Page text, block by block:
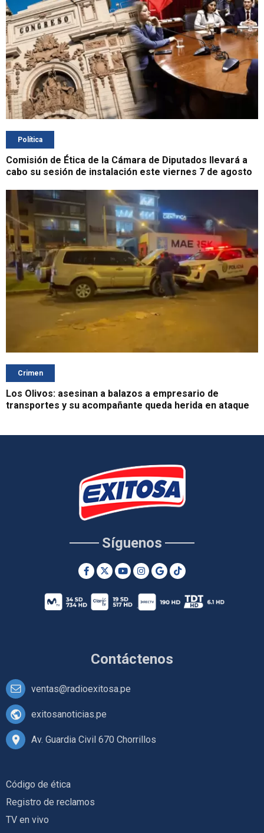
Política
Comisión de Ética de la Cámara de Diputados llevará a
cabo su sesión de instalación este viernes 7 de agosto
Crimen
Los Olivos: asesinan a balazos a empresario de
transportes y su acompañante queda herida en ataque
Contáctenos
ventas@radioexitosa.pe
exitosanoticias.pe
Av. Guardia Civil 670 Chorrillos
Síguenos
Código de ética
Registro de reclamos
TV en vivo